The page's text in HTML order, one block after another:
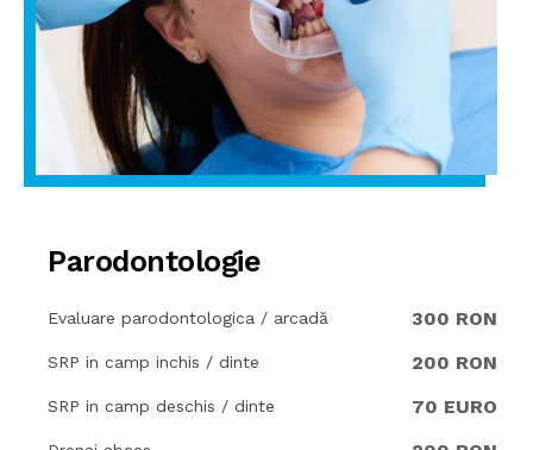
Parodontologie
Evaluare parodontologica / arcadă 300 RON
SRP in camp inchis / dinte 200 RON
SRP in camp deschis / dinte 70 EURO